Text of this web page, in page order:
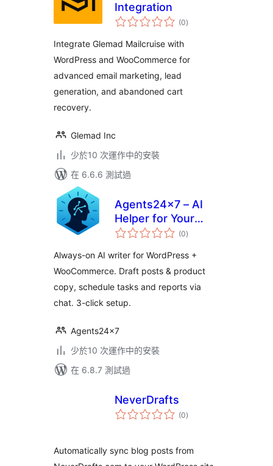
Integration
(0總
評)
Integrate Glemad Mailcruise with
WordPress and WooCommerce for
advanced email marketing, lead
generation, and abandoned cart
recovery.
Glemad Inc
少於10 次運作中的安裝
在 6.6.6 測試過
Agents24x7 – AI
Helper for Your
Site: write SEO
(0總
評)
Always-on AI writer for WordPress +
WooCommerce. Draft posts & product
copy, schedule tasks and reports via
chat. 3-click setup.
Agents24x7
少於10 次運作中的安裝
在 6.8.7 測試過
NeverDrafts
(0總
評)
Automatically sync blog posts from